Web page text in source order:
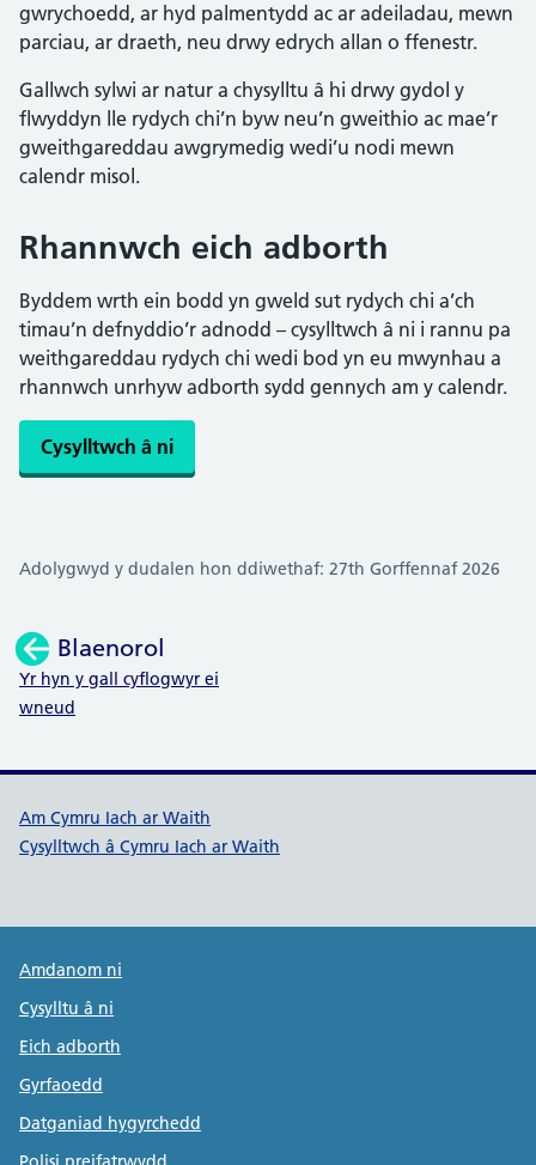
gwrychoedd, ar hyd palmentydd ac ar adeiladau, mewn
parciau, ar draeth, neu drwy edrych allan o ffenestr.
Gallwch sylwi ar natur a chysylltu â hi drwy gydol y
flwyddyn lle rydych chi’n byw neu’n gweithio ac mae’r
gweithgareddau awgrymedig wedi’u nodi mewn
calendr misol.
Rhannwch eich adborth
Byddem wrth ein bodd yn gweld sut rydych chi a’ch
timau’n defnyddio’r adnodd – cysylltwch â ni i rannu pa
weithgareddau rydych chi wedi bod yn eu mwynhau a
rhannwch unrhyw adborth sydd gennych am y calendr.
Cysylltwch â ni
Adolygwyd y dudalen hon ddiwethaf: 27th Gorffennaf 2026
Blaenorol
:
Yr hyn y gall cyflogwyr ei
wneud
Dolenni cymorth Cymru Iach ar
Am Cymru Iach ar Waith
Cysylltwch â Cymru Iach ar Waith
Public Health Wales Support links
Amdanom ni
Cysylltu â ni
Eich adborth
Gyrfaoedd
Datganiad hygyrchedd